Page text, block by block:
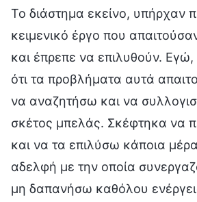
Το διάστημα εκείνο, υπήρχαν
κειμενικό έργο που
και έπρεπε να επιλυθούν.
ότι τα προβλήματα αυτά
να αναζητήσω και να
σκέτος μπελάς. Σκέφτηκα να
και να τα επιλύσω κάποια
αδελφή με την οποία
μη δαπανήσω καθόλου